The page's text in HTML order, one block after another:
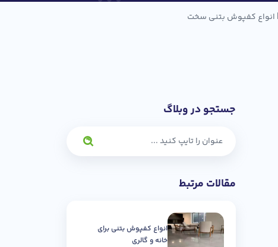
کفپوش بتنی سخت
جستجو در وبلاگ
مقالات مرتبط
انواع کفپوش بتنی برای
خانه و گالری